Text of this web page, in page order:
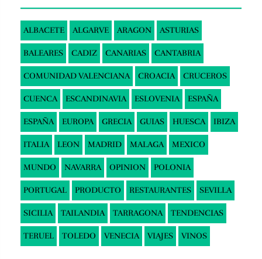
ALBACETE ALGARVE ARAGON ASTURIAS
BALEARES CADIZ CANARIAS CANTABRIA
COMUNIDAD VALENCIANA CROACIA CRUCEROS
CUENCA ESCANDINAVIA ESLOVENIA ESPAÑA
ESPAÑA EUROPA GRECIA GUIAS HUESCA IBIZA
ITALIA LEON MADRID MALAGA MEXICO
MUNDO NAVARRA OPINION POLONIA
PORTUGAL PRODUCTO RESTAURANTES SEVILLA
SICILIA TAILANDIA TARRAGONA TENDENCIAS
TERUEL TOLEDO VENECIA VIAJES VINOS